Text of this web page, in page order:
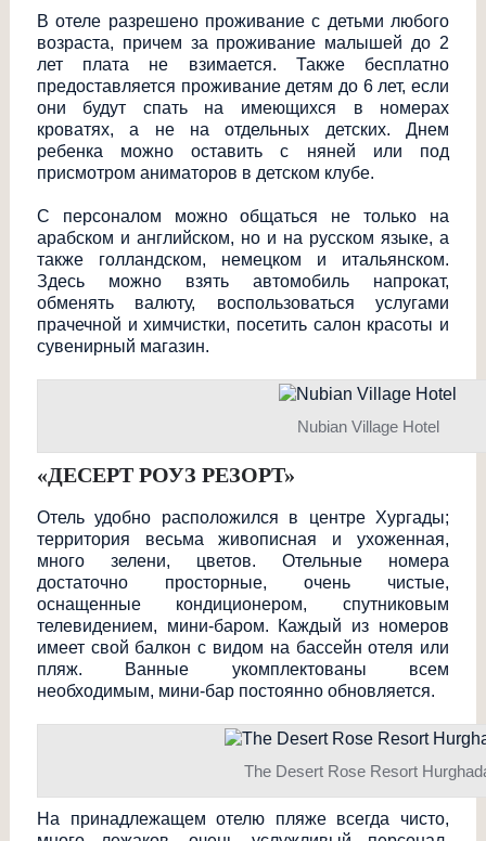
В отеле разрешено проживание с детьми любого
возраста, причем за проживание малышей до 2
лет плата не взимается. Также бесплатно
предоставляется проживание детям до 6 лет, если
они будут спать на имеющихся в номерах
кроватях, а не на отдельных детских. Днем
ребенка можно оставить с няней или под
присмотром аниматоров в детском клубе.
С персоналом можно общаться не только на
арабском и английском, но и на русском языке, а
также голландском, немецком и итальянском.
Здесь можно взять автомобиль напрокат,
обменять валюту, воспользоваться услугами
прачечной и химчистки, посетить салон красоты и
сувенирный магазин.
Nubian Village Hotel
«ДЕСЕРТ РОУЗ РЕЗОРТ»
Отель удобно расположился в центре Хургады;
территория весьма живописная и ухоженная,
много зелени, цветов. Отельные номера
достаточно просторные, очень чистые,
оснащенные кондиционером, спутниковым
телевидением, мини-баром. Каждый из номеров
имеет свой балкон с видом на бассейн отеля или
пляж. Ванные укомплектованы всем
необходимым, мини-бар постоянно обновляется.
The Desert Rose Resort
На принадлежащем отелю пляже всегда чисто,